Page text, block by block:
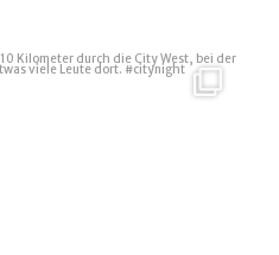
10 Kilometer durch...